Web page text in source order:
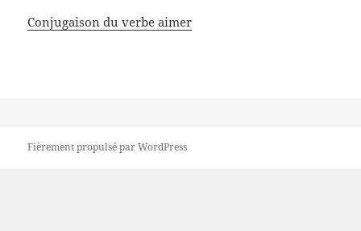
Conjugaison du verbe aimer
Fièrement propulsé par WordPress